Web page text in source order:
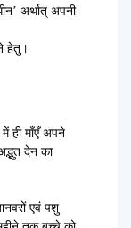
अर्थात् अपनी
हेतु।
में ही माँएँ अपने
देन का
एवं पशु